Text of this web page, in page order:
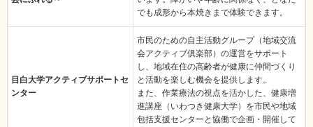
でも成形から本焼きまで体験できます。
目白大学アクティブサポートセ
ンター
市民のための自主活動グループ（地域交流
会アクティブ俱楽部）の運営をサポート
し、地域在住の高齢者が健康に仲間づくり
と活動を楽しむ機会を提供します。
また、作業療法の視点を活かした、健康増
進講座（いわつき健康大学）を市民や地域
包括支援センターと協働で企画・開催して